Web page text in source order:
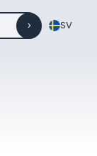
SV